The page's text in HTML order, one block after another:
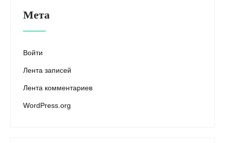
Мета
Войти
Лента записей
Лента комментариев
WordPress.org